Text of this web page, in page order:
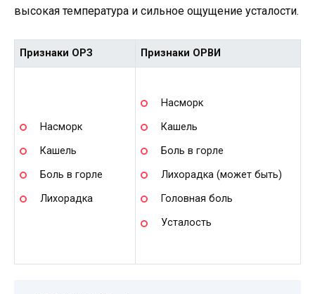
высокая температура и сильное ощущение усталости.
Признаки ОРЗ Признаки ОРВИ
Насморк
Кашель
Боль в горле
Лихорадка
Насморк
Кашель
Боль в горле
Лихорадка (может быть)
Головная боль
Усталость